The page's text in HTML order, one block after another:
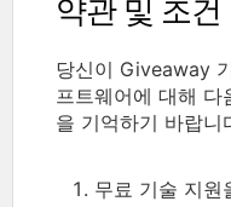
약관 및 조건
당신이 Giveaway
프트웨어에 대해
을 기억하기 바랍니
무료 기술 지